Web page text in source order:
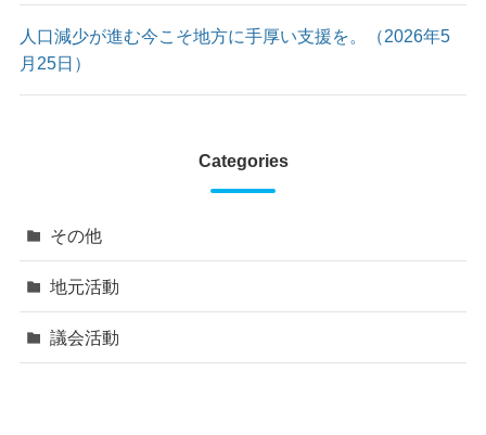
人口減少が進む今こそ地方に手厚い支援を。（2026年5
月25日）
Categories
その他
地元活動
議会活動